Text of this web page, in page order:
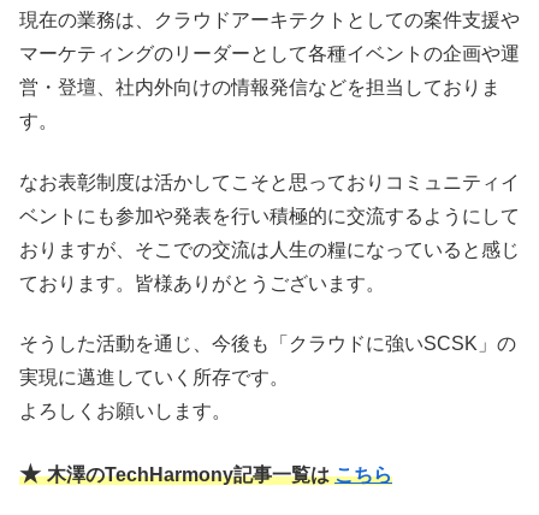
現在の業務は、クラウドアーキテクトとしての案件支援や
マーケティングのリーダーとして各種イベントの企画や運
営・登壇、社内外向けの情報発信などを担当しておりま
す。
なお表彰制度は活かしてこそと思っておりコミュニティイ
ベントにも参加や発表を行い積極的に交流するようにして
おりますが、そこでの交流は人生の糧になっていると感じ
ております。皆様ありがとうございます。
そうした活動を通じ、今後も「クラウドに強いSCSK」の
実現に邁進していく所存です。
よろしくお願いします。
★木澤のTechHarmony記事一覧はこちら